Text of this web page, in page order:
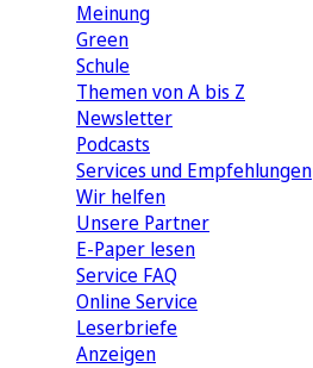
Meinung
Green
Schule
Themen von A bis Z
Newsletter
Podcasts
Services und Empfehlungen
Wir helfen
Unsere Partner
E-Paper lesen
Service FAQ
Online Service
Leserbriefe
Anzeigen